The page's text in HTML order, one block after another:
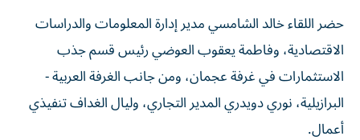
حضر اللقاء خالد الشامسي مدير إدارة المعلومات والدراسات
الاقتصادية، وفاطمة يعقوب العوضي رئيس قسم جذب
الاستثمارات في غرفة عجمان، ومن جانب الغرفة العربية -
البرازيلية، نوري دويدري المدير التجاري، وليال الغداف تنفيذي
أعمال.